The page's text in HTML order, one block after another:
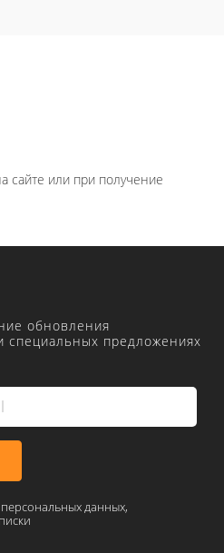
сайте или при получение
обновления
специальных предложениях
данных,